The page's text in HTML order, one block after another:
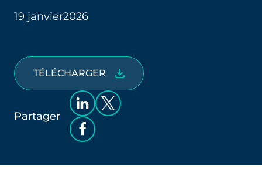
19 janvier2026
TÉLÉCHARGER
Partager